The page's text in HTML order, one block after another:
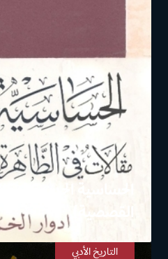
الحساسية الجديدة
القصصية)
التاريخ الأدبي